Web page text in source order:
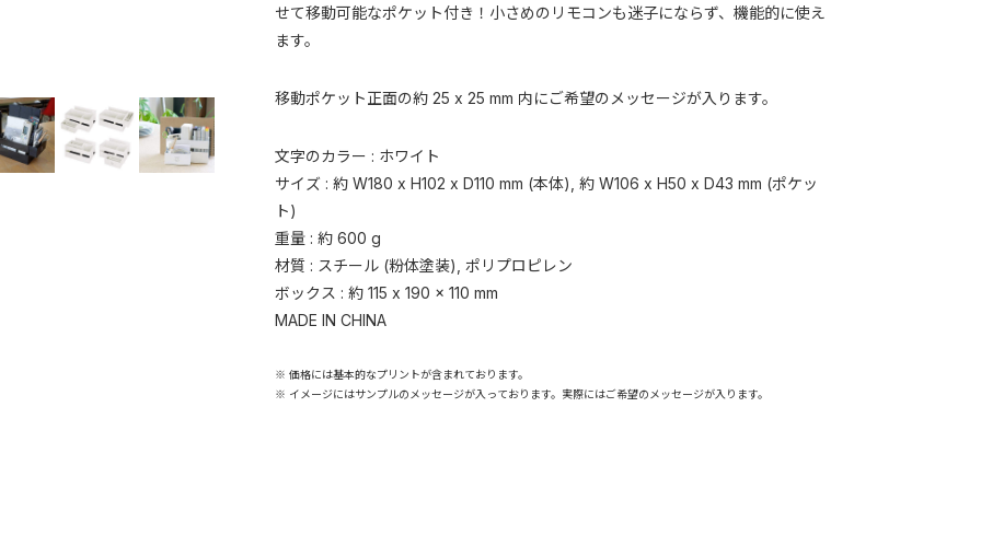
せて移動可能なポケット付き！小さめのリモコンも迷子にならず、機能的に使え
ます。
移動ポケット正面の約 25 x 25 mm 内にご希望のメッセージが入ります。
文字のカラー : ホワイト
サイズ : 約 W180 x H102 x D110 mm (本体), 約 W106 x H50 x D43 mm (ポケッ
ト)
重量 : 約 600 g
材質 : スチール (粉体塗装), ポリプロピレン
ボックス : 約 115 x 190 x 110 mm
MADE IN CHINA
※ 価格には基本的なプリントが含まれております。
※ イメージにはサンプルのメッセージが入っております。実際にはご希望のメッセージが入ります。